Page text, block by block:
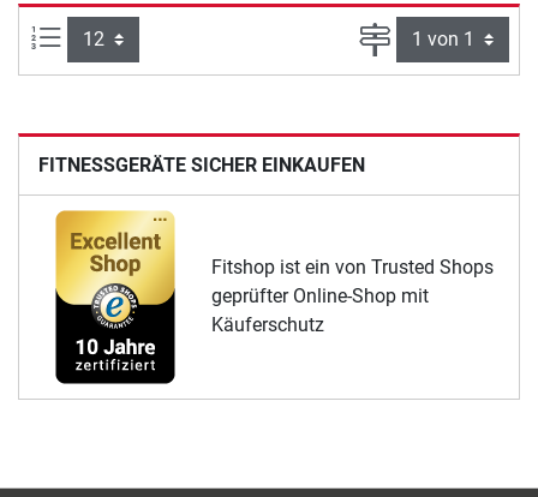
Artikel pro Seite: Seite
FITNESSGERÄTE SICHER EINKAUFEN
Fitshop ist ein von Trusted Shops
geprüfter Online-Shop mit
Käuferschutz